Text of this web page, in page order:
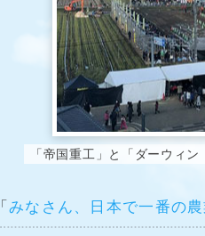
「帝国重工」と「ダーウィ
「みなさん、日本で一番の